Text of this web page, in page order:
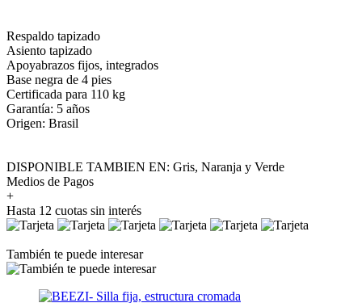
Respaldo tapizado
Asiento tapizado
Apoyabrazos fijos, integrados
Base negra de 4 pies
Certificada para 110 kg⁠
Garantía: 5 años
Origen: Brasil
DISPONIBLE TAMBIEN EN: Gris, Naranja y Verde
Medios de Pagos
+
Hasta 12 cuotas sin interés
También te puede interesar